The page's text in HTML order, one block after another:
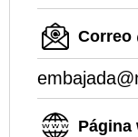
Correo
Página